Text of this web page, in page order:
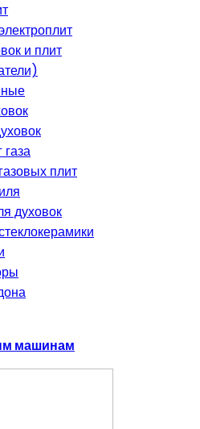
и плит
плит
духовок
машинам